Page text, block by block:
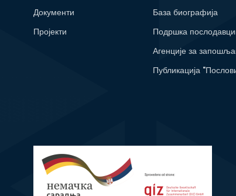
Документи
Пројекти
База биографија
Подршка
Агенције за
Публикација